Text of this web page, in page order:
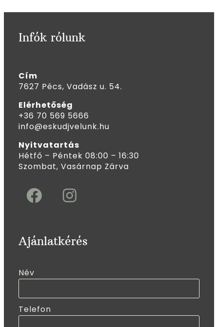
Infók rólunk
Cím
7627 Pécs, Vadász u. 54.
Elérhetőség
+36 70 569 5666
info@eskudjvelunk.hu
Nyitvatartás
Hétfő – Péntek 08:00 – 16:30
Szombat, Vasárnap Zárva
Ajánlatkérés
Név
Telefon